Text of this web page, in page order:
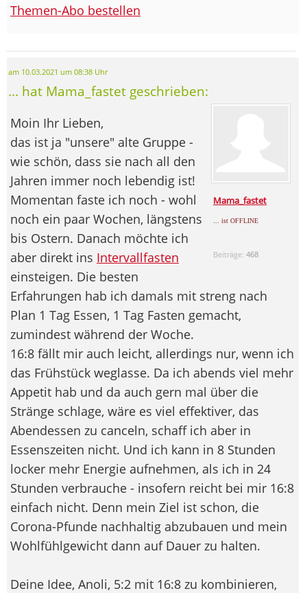
Themen-Abo bestellen
am 10.03.2021 um 08:38 Uhr
... hat Mama_fastet geschrieben:
Mama_fastet
... ist OFFLINE
Beiträge:468
Moin Ihr Lieben,
das ist ja "unsere" alte Gruppe -
wie schön, dass sie nach all den
Jahren immer noch lebendig ist!
Momentan faste ich noch - wohl
noch ein paar Wochen, längstens
bis Ostern. Danach möchte ich
aber direkt ins Intervallfasten
einsteigen. Die besten
Erfahrungen hab ich damals mit streng nach
Plan 1 Tag Essen, 1 Tag Fasten gemacht,
zumindest während der Woche.
16:8 fällt mir auch leicht, allerdings nur, wenn ich
das Frühstück weglasse. Da ich abends viel mehr
Appetit hab und da auch gern mal über die
Stränge schlage, wäre es viel effektiver, das
Abendessen zu canceln, schaff ich aber in
Essenszeiten nicht. Und ich kann in 8 Stunden
locker mehr Energie aufnehmen, als ich in 24
Stunden verbrauche - insofern reicht bei mir 16:8
einfach nicht. Denn mein Ziel ist schon, die
Corona-Pfunde nachhaltig abzubauen und mein
Wohlfühlgewicht dann auf Dauer zu halten.
Deine Idee, Anoli, 5:2 mit 16:8 zu kombinieren,